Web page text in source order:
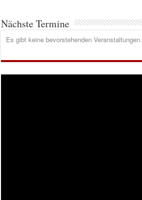
Nächste Termine
Es gibt keine bevorstehenden Veranstaltungen.